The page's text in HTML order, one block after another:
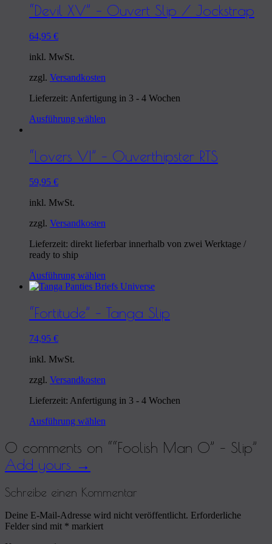
“Devil XV” – Ouvert Slip / Jockstrap
64,95 €
inkl. MwSt.
zzgl. Versandkosten
Lieferzeit: Anfertigung in 3 - 4 Wochen
Ausführung wählen
“Lovers VI” – Ouverthipster RTS
59,95 €
inkl. MwSt.
zzgl. Versandkosten
Lieferzeit: direkt lieferbar innerhalb von zwei Werktage /
ready to ship
Ausführung wählen
“Fortitude” – Tanga Slip
74,95 €
inkl. MwSt.
zzgl. Versandkosten
Lieferzeit: Anfertigung in 3 - 4 Wochen
Ausführung wählen
0 comments on ““Foolish Man O” – Slip”
Add yours →
Schreibe einen Kommentar
Deine E-Mail-Adresse wird nicht veröffentlicht. Erforderliche
Felder sind mit * markiert